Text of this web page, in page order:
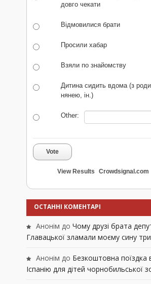
довго чекати
Відмовилися брати
Просили хабар
Взяли по знайомству
Дитина сидить вдома (з
нянею, ін.)
Other:
Vote
View Results Crowdsignal.com
ОСТАННІ КОМЕНТАРІ
Анонім до Чому друзі брата
Главацької зламали моєму сину
Анонім до Безкоштовна поїздка
Іспанію для дітей чорнобильської